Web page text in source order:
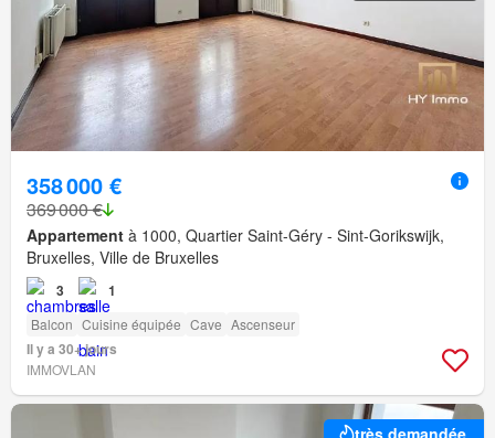
358 000 €
369 000 €
Appartement à 1000, Quartier Saint-Géry - Sint-Gorikswijk,
Bruxelles, Ville de Bruxelles
3 1
Balcon Cuisine équipée Cave Ascenseur
Il y a 30+ jours
IMMOVLAN